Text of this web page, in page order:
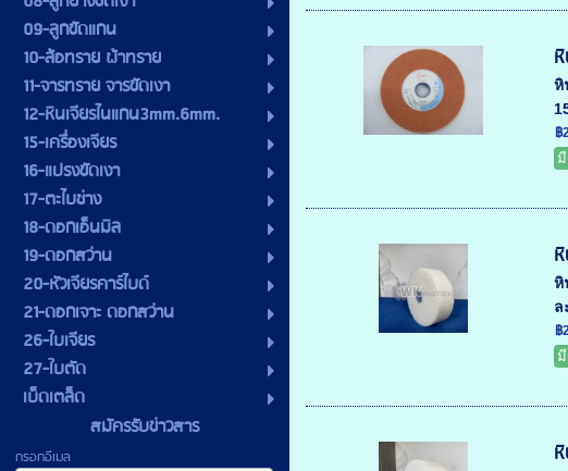
09-ลูกขัดแกน
10-ล้อทราย ผ้าทราย
11-จารทราย จารขัดเงา
12-หินเจียรไนแกน3mm.6mm.
15-เครื่องเจียร
16-แปรงขัดเงา
17-ตะไบช่าง
18-ดอกเอ็นมิล
19-ดอกสว่าน
20-หัวเจียรคาร์ไบด์
21-ดอกเจาะ ดอกสว่าน
26-ใบเจียร
27-ใบตัด
เบ็ดเตล็ด
สมัครรับข่าวสาร
กรอกอีเมล
หิ
฿
หิ
ล
฿